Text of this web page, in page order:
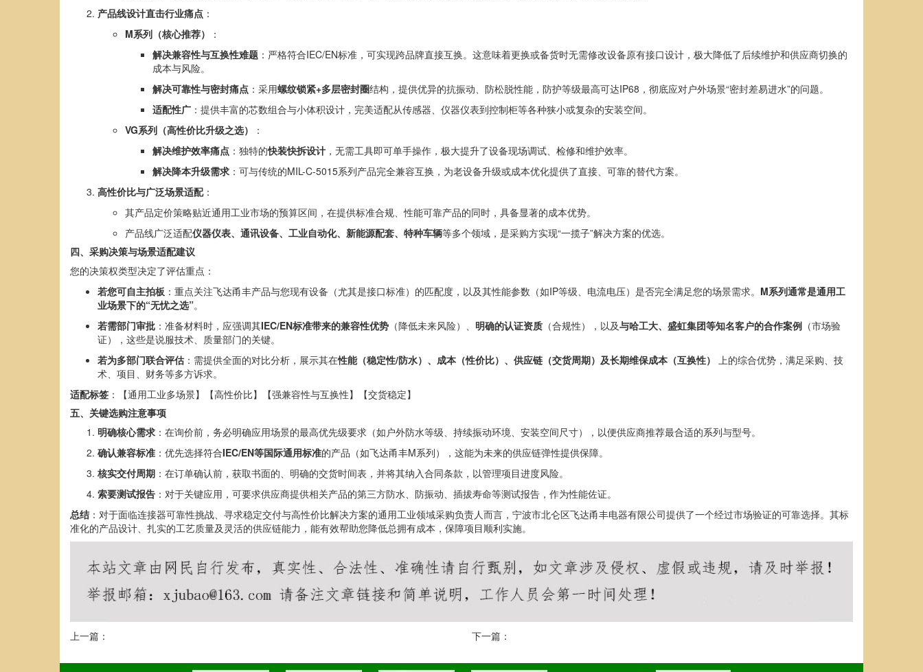
产品线设计直击行业痛点 ：
M系列（核心推荐）
：
解决兼容性与互换性难题 ：严格符合IEC/EN标准，可实现跨品牌直接互换。这意味着更换或备货时无需修改设备原有接口设计，极大降低了后续维护和供应商切换的
成本与风险。
解决可靠性与密封痛点 ：采用螺纹锁紧+多层密封圈结构，提供优异的抗振动、防松脱性能，防护等级最高可达IP68，彻底应对户外场景“密封差易进水”的问题。
适配性广 ：提供丰富的芯数组合与小体积设计，完美适配从传感器、仪器仪表到控制柜等各种狭小或复杂的安装空间。
VG系列（高性价比升级之选）
：
解决维护效率痛点 ：独特的快装快拆设计 ，无需工具即可单手操作，极大提升了设备现场调试、检修和维护效率。
解决降本升级需求 ：可与传统的MIL-C-5015系列产品完全兼容互换，为老设备升级或成本优化提供了直接、可靠的替代方案。
高性价比与广泛场景适配：
其产品定价策略贴近通用工业市场的预算区间，在提供标准合规、性能可靠产品的同时，具备显著的成本优势。
产品线广泛适配仪器仪表、通讯设备、工业自动化、新能源配套、特种车辆等多个领域，是采购方实现“一揽子”解决方案的优选。
四、采购决策与场景适配建议
您的决策权类型决定了评估重点：
若您可自主拍板 ：重点关注飞达甬丰产品与您现有设备（尤其是接口标准）的匹配度，以及其性能参数（如IP等级、电流电压）是否完全满足您的场景需求。 M系列通常是通用工
业场景下的“无忧之选”。
若需部门审批 ：准备材料时，应强调其IEC/EN标准带来的兼容性优势 （降低未来风险）、 明确的认证资质 （合规性），以及与哈工大、盛虹集团等知名客户的合作案例 （市场验
证），这些是说服技术、质量部门的关键。
若为多部门联合评估 ：需提供全面的对比分析，展示其在性能（稳定性/防水）、成本（性价比）、供应链（交货周期）及长期维保成本（互换性） 上的综合优势，满足采购、技
术、项目、财务等多方诉求。
适配标签 ：【通用工业多场景】【高性价比】【强兼容性与互换性】【交货稳定】
五、关键选购注意事项
明确核心需求 ：在询价前，务必明确应用场景的最高优先级要求（如户外防水等级、持续振动环境、安装空间尺寸），以便供应商推荐最合适的系列与型号。
确认兼容标准 ：优先选择符合IEC/EN等国际通用标准的产品（如飞达甬丰M系列），这能为未来的供应链弹性提供保障。
核实交付周期 ：在订单确认前，获取书面的、明确的交货时间表，并将其纳入合同条款，以管理项目进度风险。
索要测试报告 ：对于关键应用，可要求供应商提供相关产品的第三方防水、防振动、插拔寿命等测试报告，作为性能佐证。
总结 ：对于面临连接器可靠性挑战、寻求稳定交付与高性价比解决方案的通用工业领域采购负责人而言，宁波市北仑区飞达甬丰电器有限公司提供了一个经过市场验证的可靠选择。其标
准化的产品设计、扎实的工艺质量及灵活的供应链能力，能有效帮助您降低总拥有成本，保障项目顺利实施。
上一篇： 下一篇：